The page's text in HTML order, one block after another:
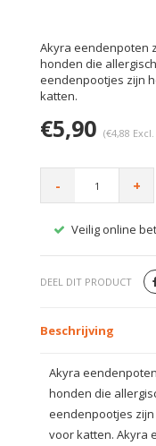
Akyra eendenpoten
honden die
eendenpootjes zijn
katten.
€5,90 (€4,88
- +
Veilig online
DEEL DIT PRODUCT
Beschrijving
Akyra
honden die
eendenpootjes
voor katten. Akyra